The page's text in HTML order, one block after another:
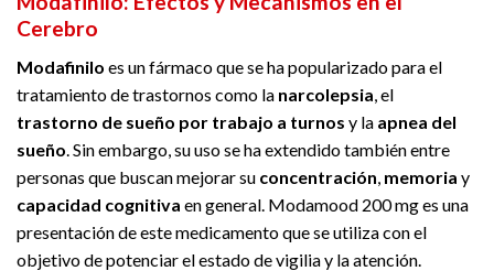
Cerebro
Modafinilo es un fármaco que se ha popularizado para el
tratamiento de trastornos como la narcolepsia, el
trastorno de sueño por trabajo a turnos y la apnea del
sueño. Sin embargo, su uso se ha extendido también entre
personas que buscan mejorar su concentración, memoria y
capacidad cognitiva en general. Modamood 200 mg es una
presentación de este medicamento que se utiliza con el
objetivo de potenciar el estado de vigilia y la atención.